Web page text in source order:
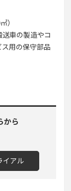
）
車の製造やコ
用の保守部品
から
イアル